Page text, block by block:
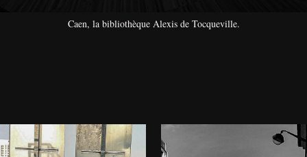
Caen, la bibliothèque Alexis de Tocqueville.